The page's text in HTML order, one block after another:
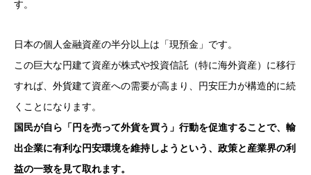
す。
日本の個人金融資産の半分以上は「現預金」です。
この巨大な円建て資産が株式や投資信託（特に海外資産）に移行
すれば、外貨建て資産への需要が高まり、円安圧力が構造的に続
くことになります。
国民が自ら「円を売って外貨を買う」行動を促進することで、輸
出企業に有利な円安環境を維持しようという、政策と産業界の利
益の一致を見て取れます。